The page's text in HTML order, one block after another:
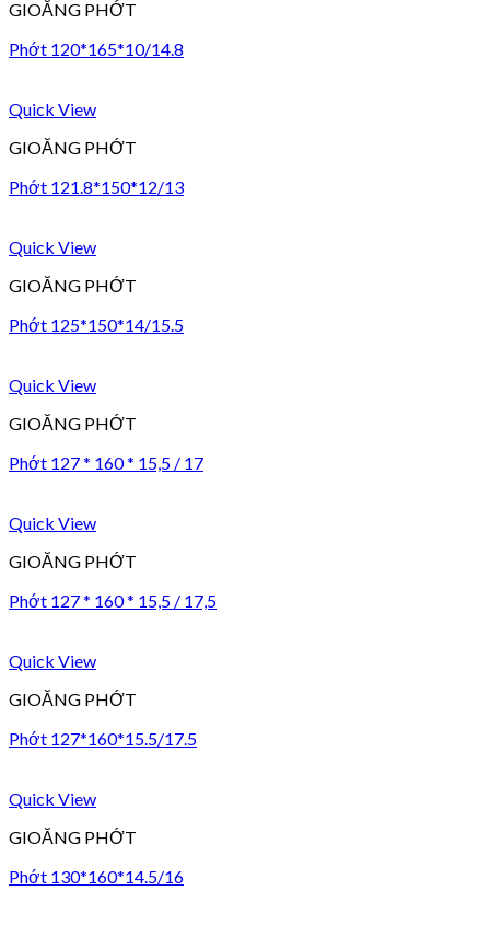
GIOĂNG PHỚT
Phớt 120*165*10/14.8
Quick View
GIOĂNG PHỚT
Phớt 121.8*150*12/13
Quick View
GIOĂNG PHỚT
Phớt 125*150*14/15.5
Quick View
GIOĂNG PHỚT
Phớt 127 * 160 * 15,5 / 17
Quick View
GIOĂNG PHỚT
Phớt 127 * 160 * 15,5 / 17,5
Quick View
GIOĂNG PHỚT
Phớt 127*160*15.5/17.5
Quick View
GIOĂNG PHỚT
Phớt 130*160*14.5/16